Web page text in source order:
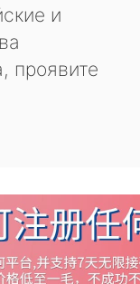
и
проявите